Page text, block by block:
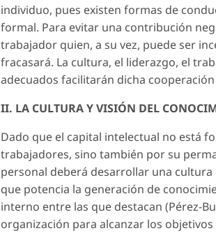
individuo, pues existen formas de
formal. Para evitar una contribución
trabajador quien, a su vez, puede ser
fracasará. La cultura, el liderazgo, el
adecuados facilitarán dicha
II. LA CULTURA Y VISIÓN DEL
Dado que el capital intelectual no está
trabajadores, sino también por su
personal deberá desarrollar una
que potencia la generación de
interno entre las que destacan (Pérez-
organización para alcanzar los